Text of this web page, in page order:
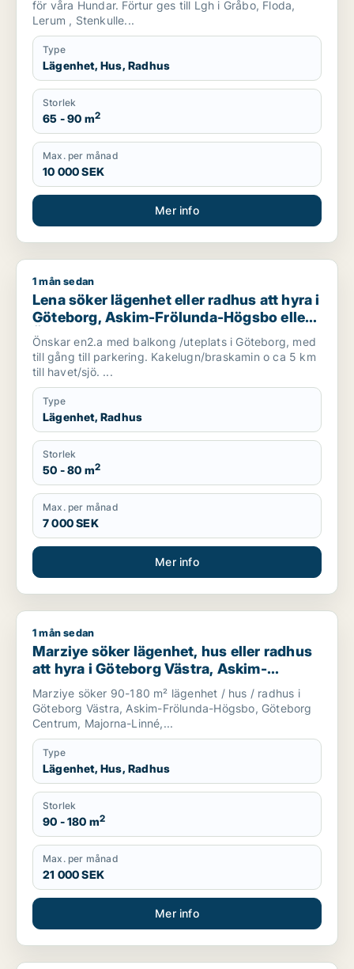
för våra Hundar. Förtur ges till Lgh i Gråbo, Floda,
Lerum , Stenkulle...
Type
Lägenhet, Hus, Radhus
Storlek
65 - 90 m2
Max. per månad
10 000 SEK
Mer info
Lena söker lägenhet eller radhus att hyra i Göteborg,
1 mån sedan
Lena söker lägenhet eller radhus att hyra i
Göteborg, Askim-Frölunda-Högsbo eller
Örgryte-Härlanda m.fl.
Önskar en2.a med balkong /uteplats i Göteborg, med
till gång till parkering. Kakelugn/braskamin o ca 5 km
till havet/sjö. ...
Type
Lägenhet, Radhus
Storlek
50 - 80 m2
Max. per månad
7 000 SEK
Mer info
Marziye söker lägenhet, hus eller radhus att hyra i
1 mån sedan
Marziye söker lägenhet, hus eller radhus
att hyra i Göteborg Västra, Askim-
Frölunda-Högsbo eller Göteborg Centrum
m.fl.
Marziye söker 90-180 m² lägenhet / hus / radhus i
Göteborg Västra, Askim-Frölunda-Högsbo, Göteborg
Centrum, Majorna-Linné,...
Type
Lägenhet, Hus, Radhus
Storlek
90 - 180 m2
Max. per månad
21 000 SEK
Mer info